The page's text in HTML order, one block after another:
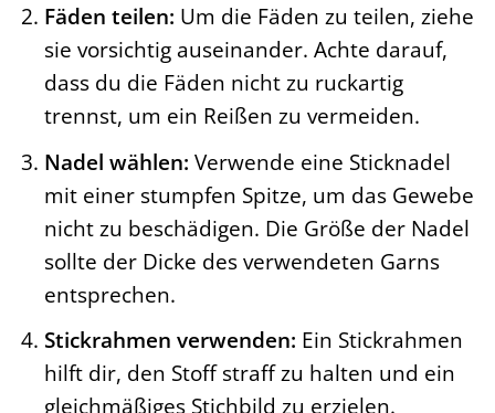
Fäden teilen: Um die Fäden zu teilen, ziehe
sie vorsichtig auseinander. Achte darauf,
dass du die Fäden nicht zu ruckartig
trennst, um ein Reißen zu vermeiden.
Nadel wählen: Verwende eine Sticknadel
mit einer stumpfen Spitze, um das Gewebe
nicht zu beschädigen. Die Größe der Nadel
sollte der Dicke des verwendeten Garns
entsprechen.
Stickrahmen verwenden: Ein Stickrahmen
hilft dir, den Stoff straff zu halten und ein
gleichmäßiges Stichbild zu erzielen.